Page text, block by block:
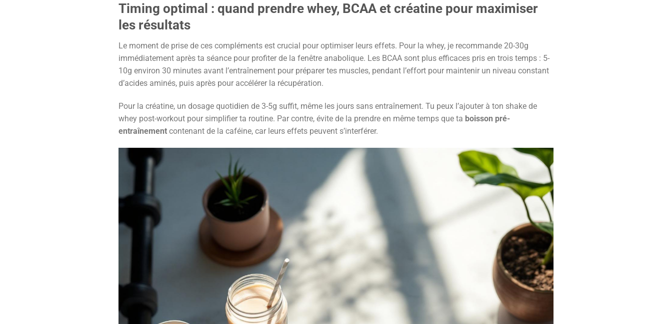
Timing optimal : quand prendre whey, BCAA et créatine pour maximiser
les résultats
Le moment de prise de ces compléments est crucial pour optimiser leurs effets. Pour la whey, je recommande 20-30g
immédiatement après ta séance pour profiter de la fenêtre anabolique. Les BCAA sont plus efficaces pris en trois temps : 5-
10g environ 30 minutes avant l’entraînement pour préparer tes muscles, pendant l’effort pour maintenir un niveau constant
d’acides aminés, puis après pour accélérer la récupération.
Pour la créatine, un dosage quotidien de 3-5g suffit, même les jours sans entraînement. Tu peux l’ajouter à ton shake de
whey post-workout pour simplifier ta routine. Par contre, évite de la prendre en même temps que ta boisson pré-
entraînement contenant de la caféine, car leurs effets peuvent s’interférer.